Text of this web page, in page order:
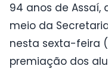
94 anos de Assaí,
meio da
nesta sexta-feira
premiação dos